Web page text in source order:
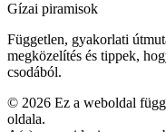
Gízai piramisok
Független, gyakorlati
megközelítés és tippek,
csodából.
© 2026 Ez a weboldal
oldala.